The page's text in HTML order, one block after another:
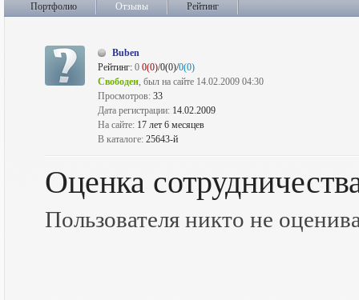
Портфолио Отзывы Рейтинг
Buben
Рейтинг: 0 0(0)/0(0)/0(0)
Свободен, был на сайте 14.02.2009 04:30
Просмотров: 33
Дата регистрации: 14.02.2009
На сайте: 17 лет 6 месяцев
В каталоге: 25643-й
Оценка
Пользователя никто не